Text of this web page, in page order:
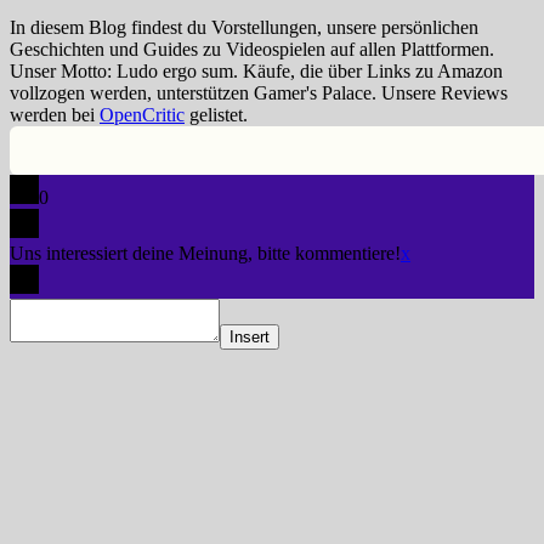
In diesem Blog findest du Vorstellungen, unsere persönlichen
Geschichten und Guides zu Videospielen auf allen Plattformen.
Unser Motto: Ludo ergo sum. Käufe, die über Links zu Amazon
vollzogen werden, unterstützen Gamer's Palace. Unsere Reviews
werden bei OpenCritic gelistet.
0
Uns interessiert deine Meinung, bitte kommentiere!x
Insert